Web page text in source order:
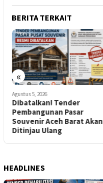
BERITA TERKAIT
«
Agustus 5, 2026
Dibatalkan! Tender
Pembangunan Pasar
Souvenir Aceh Barat Akan
Ditinjau Ulang
HEADLINES